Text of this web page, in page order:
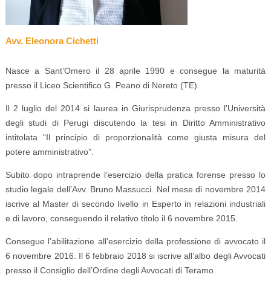
Avv. Eleonora Cichetti
Nasce a Sant’Omero il 28 aprile 1990 e consegue la maturità
presso il Liceo Scientifico G. Peano di Nereto (TE).
Il 2 luglio del 2014 si laurea in Giurisprudenza presso l'Università
degli studi di Perugi discutendo la tesi in Diritto Amministrativo
intitolata “Il principio di proporzionalità come giusta misura del
potere amministrativo”.
Subito dopo intraprende l’esercizio della pratica forense presso lo
studio legale dell’Avv. Bruno Massucci. Nel mese di novembre 2014
iscrive al Master di secondo livello in Esperto in relazioni industriali
e di lavoro, conseguendo il relativo titolo il 6 novembre 2015.
Consegue l’abilitazione all’esercizio della professione di avvocato il
6 novembre 2016. Il 6 febbraio 2018 si iscrive all’albo degli Avvocati
presso il Consiglio dell’Ordine degli Avvocati di Teramo